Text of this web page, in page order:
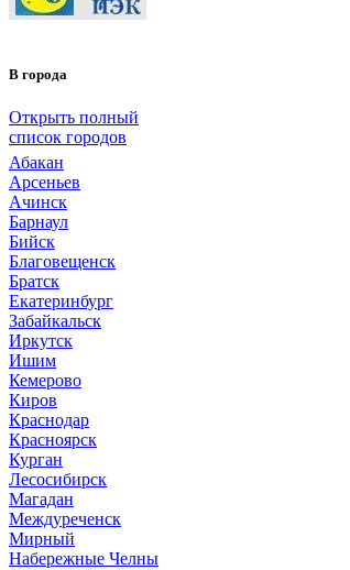
В города
Открыть полный
список городов
Абакан
Арсеньев
Ачинск
Барнаул
Бийск
Благовещенск
Братск
Екатеринбург
Забайкальск
Иркутск
Ишим
Кемерово
Киров
Краснодар
Красноярск
Курган
Лесосибирск
Магадан
Междуреченск
Мирный
Набережные Челны